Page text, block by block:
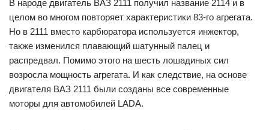
В народе двигатель ВАЗ 2111 получил название 2114 и в
целом во многом повторяет характеристики 83-го агрегата.
Но в 2111 вместо карбюратора используется инжектор,
также изменился плавающий шатунный палец и
распредвал. Помимо этого на шесть лошадиных сил
возросла мощность агрегата. И как следствие, на основе
двигателя ВАЗ 2111 были созданы все современные
моторы для автомобилей LADA.